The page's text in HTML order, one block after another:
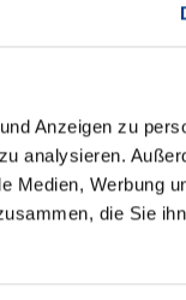
Anzeigen zu
analysieren.
Medien, Werbung
die Sie